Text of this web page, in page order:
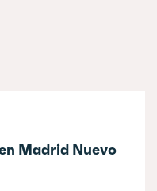
Madrid Nuevo